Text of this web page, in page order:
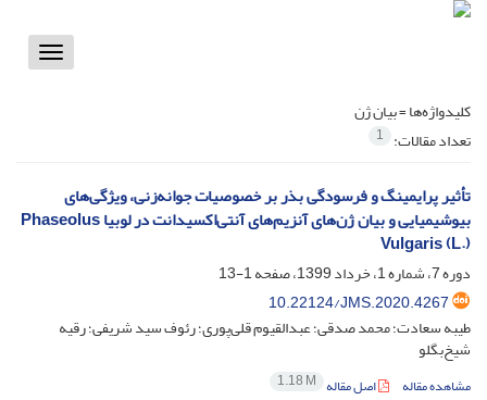
Toggle
کلیدواژه‌ها =بیان ‌‌‌ژن
تعداد مقالات: 1
تأثیر پرایمینگ و فرسودگی بذر بر خصوصیات جوانه‌زنی، ویژگی‌های
بیوشیمیایی و بیان ژن‌های آنزیم‌های آنتی‌اکسیدانت در لوبیا Phaseolus
Vulgaris (L.)
دوره 7، شماره 1، خرداد 1399، صفحه
1-13
10.22124/JMS.2020.4267
طیبه سعادت؛ محمد صدقی؛ عبدالقیوم قلی‌پوری؛ رئوف سید شریفی؛ رقیه
شیخ‌بگلو
مشاهده مقاله اصل مقاله 1.18 M